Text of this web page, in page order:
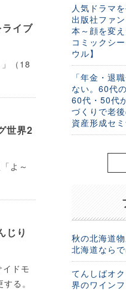
イブ
（18
世界2
よ～
じり
ドモ
る。
人気ドラマ
出版社ファ
本～顔を変
コミックシ
ウル】
「年金・退
ない。60代
60代・50代
づくりで老
資産形成セ
秋の北海道
北海道なら
てんしばオ
界のワイン